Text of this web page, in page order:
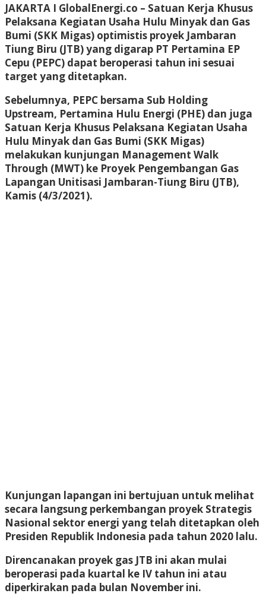
JAKARTA I GlobalEnergi.co – Satuan Kerja Khusus
Pelaksana Kegiatan Usaha Hulu Minyak dan Gas
Bumi (SKK Migas) optimistis proyek Jambaran
Tiung Biru (JTB) yang digarap PT Pertamina EP
Cepu (PEPC) dapat beroperasi tahun ini sesuai
target yang ditetapkan.
Sebelumnya, PEPC bersama Sub Holding
Upstream, Pertamina Hulu Energi (PHE) dan juga
Satuan Kerja Khusus Pelaksana Kegiatan Usaha
Hulu Minyak dan Gas Bumi (SKK Migas)
melakukan kunjungan Management Walk
Through (MWT) ke Proyek Pengembangan Gas
Lapangan Unitisasi Jambaran-Tiung Biru (JTB),
Kamis (4/3/2021).
Kunjungan lapangan ini bertujuan untuk melihat
secara langsung perkembangan proyek Strategis
Nasional sektor energi yang telah ditetapkan oleh
Presiden Republik Indonesia pada tahun 2020 lalu.
Direncanakan proyek gas JTB ini akan mulai
beroperasi pada kuartal ke IV tahun ini atau
diperkirakan pada bulan November ini.